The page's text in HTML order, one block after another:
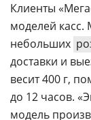
Об
издании
Реклама
Вакансии
Контакты
Max
Telegram
Дзен
VK
Rutube
Клиенты
моделей касс.
небольших
доставки и
весит 400 г,
до 12 часов.
модель